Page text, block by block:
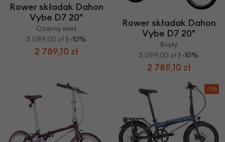
Rower składak Dahon
Vybe D7 20"
Czarny mat
3 099,00 zł | -10%
2 789,10 zł
Rower składak Dahon
Vybe D7 20"
Biały
3 099,00 zł | -10%
2 789,10 zł
-7%